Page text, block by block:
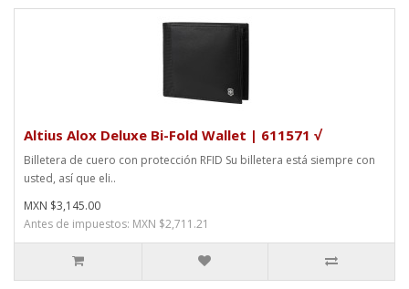
Altius Alox Deluxe Bi-Fold Wallet | 611571 √
Billetera de cuero con protección RFID Su billetera está siempre con
usted, así que eli..
MXN $3,145.00
Antes de impuestos: MXN $2,711.21